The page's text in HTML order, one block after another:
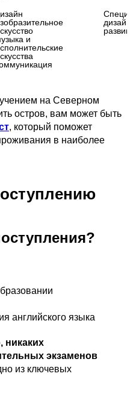
и
дизайна
на Северном
остров, вам может быть
, который поможет
в наиболее
английского языка
никаких
экзаменов
из ключевых